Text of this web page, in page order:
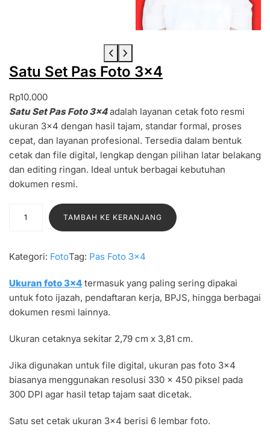
Satu Set Pas Foto 3×4
Rp10.000
Satu Set Pas Foto 3×4adalah layanan cetak foto resmi
ukuran 3×4 dengan hasil tajam, standar formal, proses
cepat, dan layanan profesional. Tersedia dalam bentuk
cetak dan file digital, lengkap dengan pilihan latar belakang
dan editing ringan. Ideal untuk berbagai kebutuhan
dokumen resmi.
n
i
t
a
S
t
u
S
t
TAMBAH KE KERANJANG
Kategori: FotoTag: Pas Foto 3×4
Ukuran foto 3×4 termasuk yang paling sering dipakai
untuk foto ijazah, pendaftaran kerja, BPJS, hingga berbagai
dokumen resmi lainnya.
Ukuran cetaknya sekitar 2,79 cm x 3,81 cm.
Jika digunakan untuk file digital, ukuran pas foto 3×4
biasanya menggunakan resolusi 330 x 450 piksel pada
300 DPI agar hasil tetap tajam saat dicetak.
Satu set cetak ukuran 3×4 berisi 6 lembar foto.